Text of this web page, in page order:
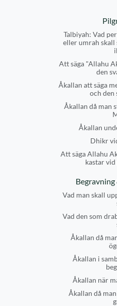
Talbiyah: Vad
eller umrah skall
Att säga "Allahu
den
Åkallan att säga
och den
Åkallan då man
Åkallan
Dhikr
Att säga Allahu
kastar
Vad man skall
Vad den som
Åkallan då
Åkallan i
Åkallan när
Åkallan då